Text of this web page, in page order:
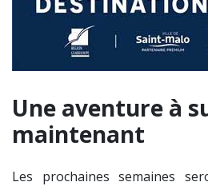
Une aventure à
maintenant
Les prochaines semaines